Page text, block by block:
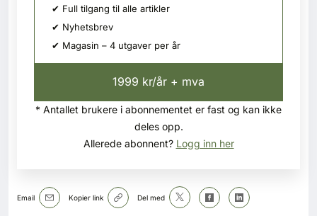
✔ Full tilgang til alle artikler
✔ Nyhetsbrev
✔ Magasin – 4 utgaver per år
1999 kr/år + mva
* Antallet brukere i abonnementet er fast og kan ikke
deles opp.
Allerede abonnent? Logg inn her
Email Kopier link Del med